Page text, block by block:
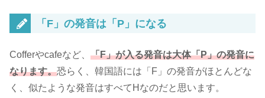
「F」の発音は「P」になる
Cofferやcafeなど 「F」が入る発音は大体「P」の発音に
なります。恐らく、韓国語には「F」の発音がほとんどな
く、似たような発音はすべてHなのだと思います。